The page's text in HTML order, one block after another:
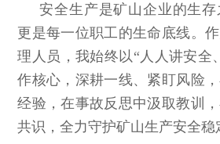
安全生产是矿山企业的生存
更是每一位职工的生命底线。
理人员，我始终以“人人讲安全
作核心，深耕一线、紧盯风险
经验，在事故反思中汲取教训
共识，全力守护矿山生产安全稳